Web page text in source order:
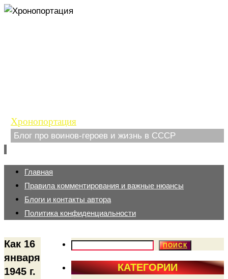
Хронопортация
Блог про воинов-героев и жизнь в СССР
Перейти
содержимому
Главная
Правила комментирования и важные нюансы
Блоги и контакты автора
Политика конфиденциальности
Как 16
января
1945 г.
ПОИСК
КАТЕГОРИИ